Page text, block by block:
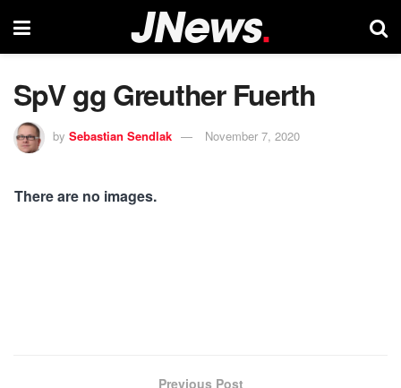
SpV gg Greuther Fuerth
by Sebastian Sendlak November 7, 2020
There are no images.
Previous Post